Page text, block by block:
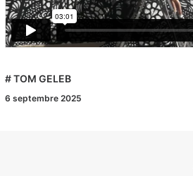
# RAFAMON
2 août 2025